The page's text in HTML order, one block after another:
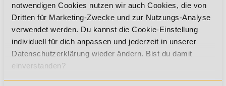
notwendigen Cookies nutzen wir auch Cookies, die von
Dritten für Marketing-Zwecke und zur Nutzungs-Analyse
verwendet werden. Du kannst die Cookie-Einstellung
individuell für dich anpassen und jederzeit in unserer
Datenschutzerklärung wieder ändern. Bist du damit
einverstanden?